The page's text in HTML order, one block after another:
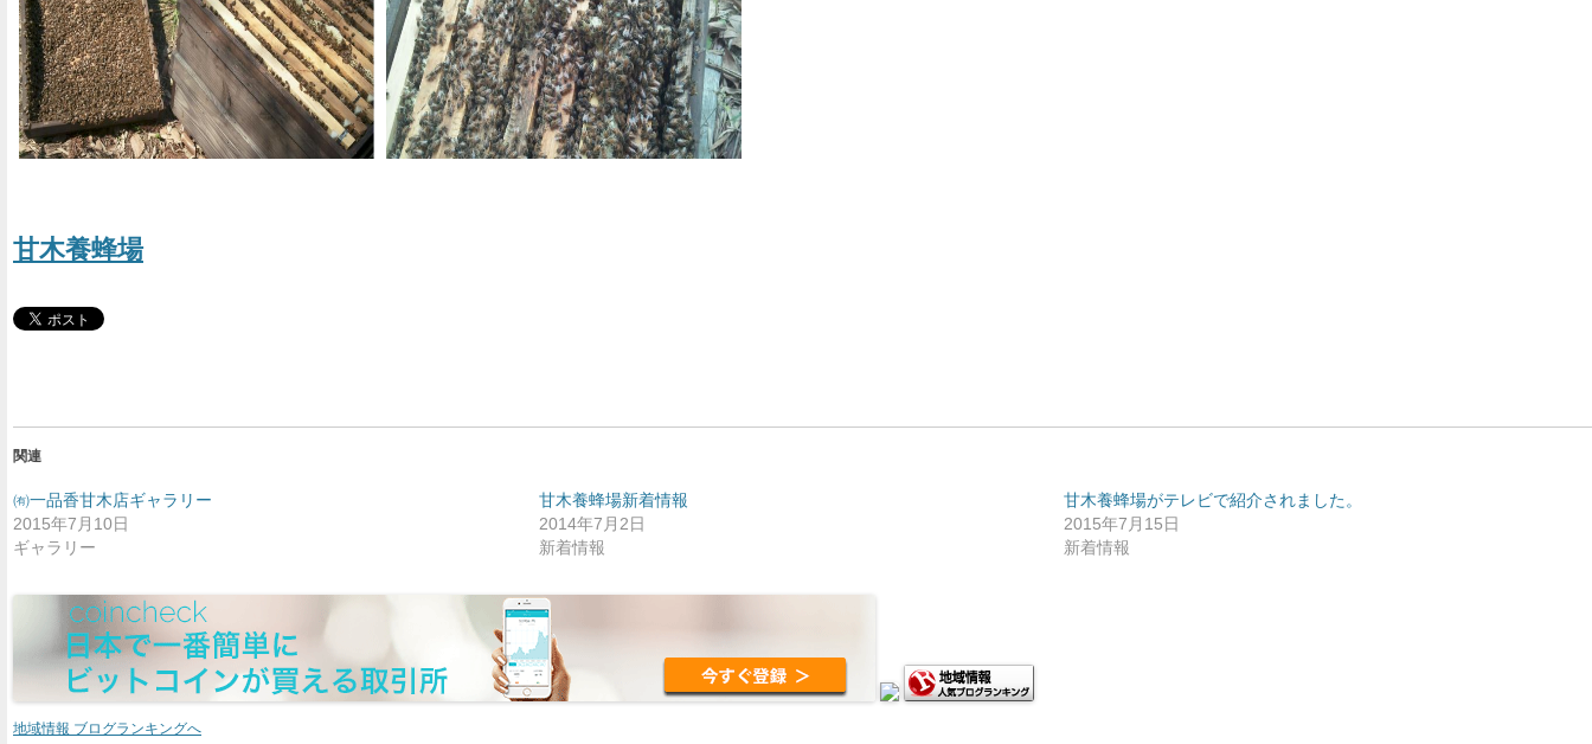
甘木養蜂場
関連
㈲一品香甘木店ギャラリー
2015年7月10日
ギャラリー
甘木養蜂場新着情報
2014年7月2日
新着情報
甘木養蜂場がテレビで紹介されました。
2015年7月15日
新着情報
地域情報 ブログランキングへ